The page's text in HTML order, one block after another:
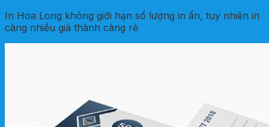
In Hoa Long không giới hạn số lượng in ấn, tuy nhiên in
càng nhiều giá thành càng rẻ